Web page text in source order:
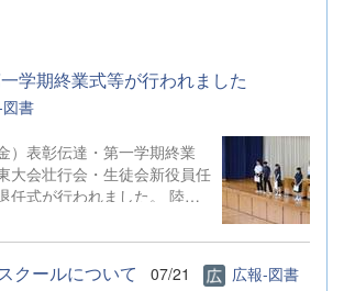
学期終業式等が行われました
書
）表彰伝達・第一学期終業
大会壮行会・生徒会新役員任
任式が行われました。 陸上
スケットボール部が賞状を受
ました。 校
長式辞では、1学期の様々な
ールについて 07/21 広報-図書